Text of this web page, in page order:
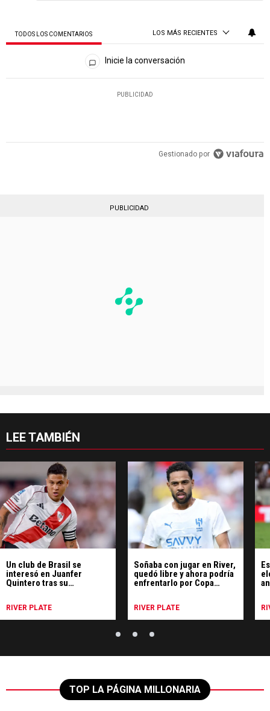
TODOS LOS COMENTARIOS LOS MÁS RECIENTES
Todos los comentarios
Inicie la conversación
PUBLICIDAD
Gestionado por
PUBLICIDAD
LEE TAMBIÉN
Un club de Brasil se
interesó en Juanfer
Quintero tras su
RIVER PLATE
Soñaba con jugar en River,
quedó libre y ahora podría
enfrentarlo por Copa
RIVER PLATE
TOP LA PÁGINA MILLONARIA